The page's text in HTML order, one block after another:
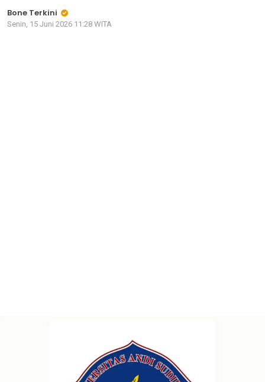
Bone Terkini
Senin, 15 Juni 2026 11:28 WITA